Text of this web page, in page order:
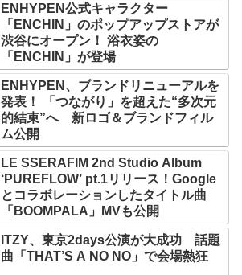
ENHYPEN公式キャラクター
「ENCHIN」のポップアップストアが
渋谷にオープン！ 浴衣姿の
「ENCHIN」が登場
ENHYPEN、ブランドリニューアルを
発表！ 「つながり」を超えた“多次元
的結束”へ 新ロゴ＆ブランドフィル
ム公開
LE SSERAFIM 2nd Studio Album
‘PUREFLOW’ pt.1リリース！Google
とコラボレーションしたタイトル曲
「BOOMPALA」MVも公開
ITZY、東京2days公演が大成功 話題
曲「THAT’S A NO NO」で会場熱狂